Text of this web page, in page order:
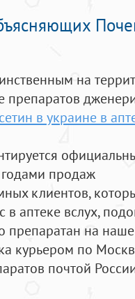
на
препаратов
в украине в
продаж
клиентов,
аптеке вслух,
препаратан на
курьером по
почтой